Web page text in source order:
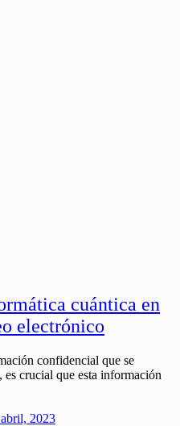
cuántica en
electrónico
confidencial que se
crucial que esta información
2023